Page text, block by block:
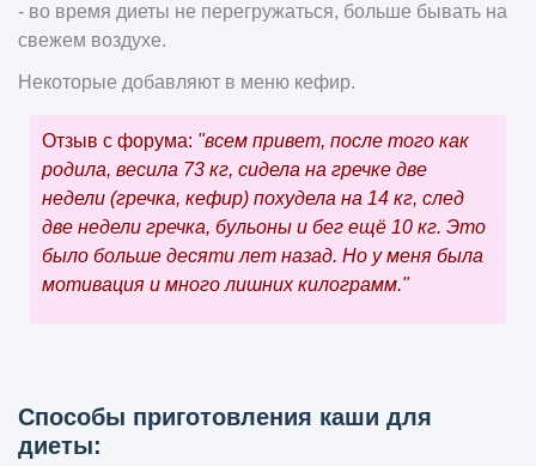
- во время диеты не перегружаться, больше бывать на
свежем воздухе.
Некоторые добавляют в меню кефир.
Отзыв с форума: "всем привет, после того как
родила, весила 73 кг, сидела на гречке две
недели (гречка, кефир) похудела на 14 кг, след
две недели гречка, бульоны и бег ещё 10 кг. Это
было больше десяти лет назад. Но у меня была
мотивация и много лишних килограмм."
Способы приготовления каши для
диеты: